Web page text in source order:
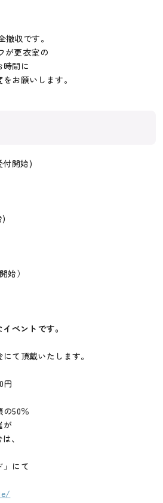
収です。
が更衣室の
時間に
お願いします。
付開始)
)
始）
ベントです。
て頂戴いたします。
円
の50％
が
、
」にて